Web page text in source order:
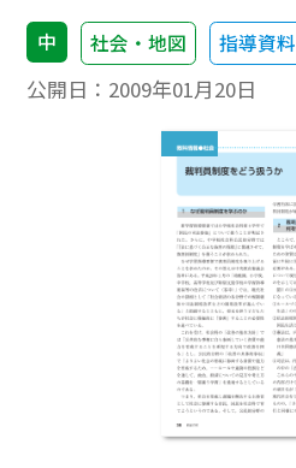
中 社会・地図 指導資料
公開日： 2009年01月20日